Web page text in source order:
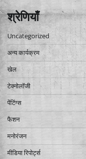
श्रेणियाँ
Uncategorized
अन्य कार्यक्रम
खेल
टेक्नोलॉजी
पेंटिंग्स
फैशन
मनोरंजन
मीडिया रिपोर्ट्स